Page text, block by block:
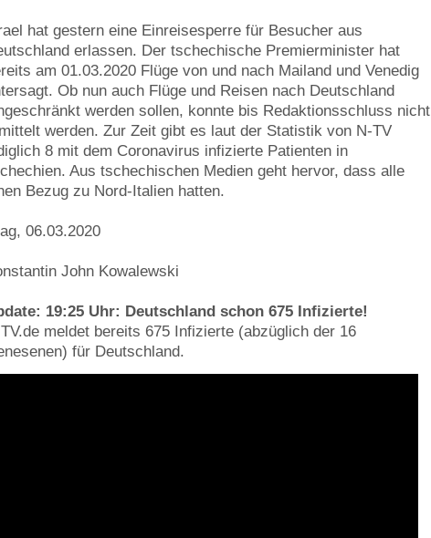
hat gestern eine Einreisesperre für Besucher aus
erlassen. Der tschechische Premierminister hat
am 01.03.2020 Flüge von und nach Mailand und Venedig
Ob nun auch Flüge und Reisen nach Deutschland
werden sollen, konnte bis Redaktionsschluss nicht
werden. Zur Zeit gibt es laut der Statistik von N-TV
8 mit dem Coronavirus infizierte Patienten in
Aus tschechischen Medien geht hervor, dass alle
Bezug zu Nord-Italien hatten.
06.03.2020
John Kowalewski
19:25 Uhr: Deutschland schon 675 Infizierte!
meldet bereits 675 Infizierte (abzüglich der 16
für Deutschland.